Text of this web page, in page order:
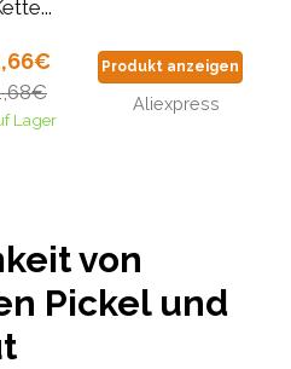
Lager
Produkt anzeigen
Aliexpress
von
Pickel und